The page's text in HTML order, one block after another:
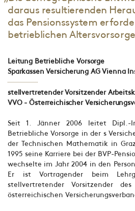
daraus resultierenden
das Pensionssystem
betrieblichen
Leitung Betriebliche Vorsorge
Sparkassen Versicherung AG Vienna
stellvertretender Vorsitzender
VVO - Österreichischer
Seit 1. Jänner 2006 leitet Dipl.-
Betriebliche Vorsorge in der s
der Technischen Mathematik in
1995 seine Karriere bei der BVP-
wechselte im Jahr 2004 in den
Er ist Vortragender beim
stellvertretender Vorsitzender
österreichischen